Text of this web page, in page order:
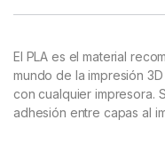
El PLA es el material
mundo de la impresión
con cualquier impresora.
adhesión entre capas al